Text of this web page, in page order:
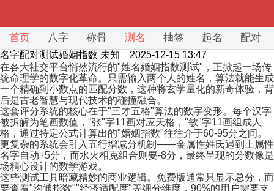
首页 八字 称骨 测名 抽签 起名 配对
名字配对测试婚姻指数 未知 2025-12-15 13:47
在各大社交平台悄然流行的"姓名婚姻指数测试"，正掀起一场传
统命理学的数字化革命。只需输入两个人的姓名，算法就能生成
一个精确到小数点的匹配分数，这种将玄学量化的新奇体验，背
后是古老智慧与现代技术的碰撞融合。
这套评分系统的核心在于"三才五格"算法的数字变形。每个汉字
被拆解为笔画数值，"张"字11画对应天格，"敏"字11画组成人
格，通过特定公式计算出的"婚姻指数"往往介于60-95分之间。
更复杂的系统会引入五行增减分机制——金属性姓氏遇到土属性
名字自动+5分，而水火相克组合则要-8分，最终呈现的分数像是
场精心设计的数学游戏。
这些测试工具暗藏精妙的商业逻辑。免费版通常只显示总分，而
要查看"沟通指数""经济适配度"等细分维度，90%的用户需要支